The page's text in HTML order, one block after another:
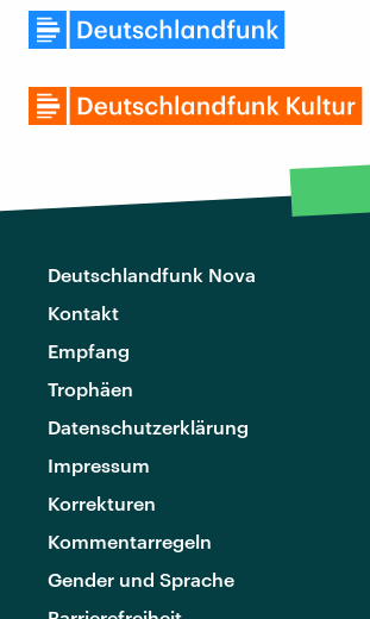
Deutschlandfunk Nova
Kontakt
Empfang
Trophäen
Datenschutzerklärung
Impressum
Korrekturen
Kommentarregeln
Gender und Sprache